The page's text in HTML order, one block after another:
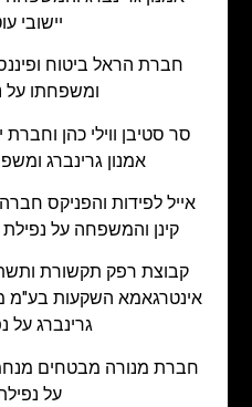
יישובי
חברת הראל ביטוח
ומשפחתו על
סר סטיבן ווילי כהן
אמנון גרינברג
אייל לפידות והפניקס
קינן והמשפחה על
קבוצת רפק תקשורת
אינטרגאמא השקעות
גרינברג על
חברת מנורה מבטחים
על